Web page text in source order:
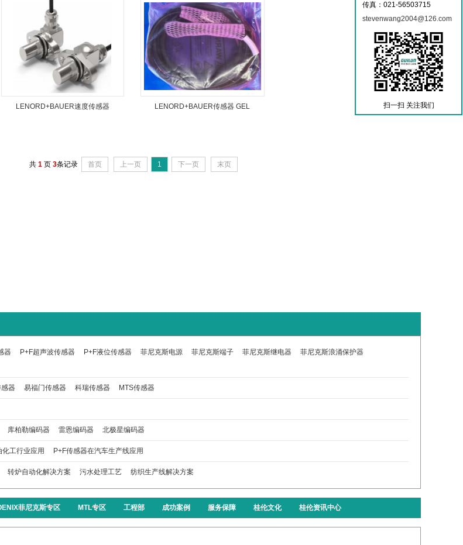
LENORD+BAUER速度传感器 LENORD+BAUER传感器 GEL
共 1页 3条记录 首页 上一页 1 下一页 末页
器 P+F超声波传感器 P+F液位传感器 菲尼克斯电源 菲尼克斯端子 菲尼克斯继电器
菲尼克斯浪涌保护器
感器 易福门传感器 科瑞传感器 MTS传感器
库柏勒编码器 雷恩编码器 北极星编码器
化工行业应用 P+F传感器在汽车生产线应用
转炉自动化解决方案 污水处理工艺 纺织生产线解决方案
菲尼克斯专区 MTL专区 工程部 成功案例 服务保障 桂伦文化 桂伦资讯中心
传真：021-56503715
stevenwang2004@126.com
扫一扫 关注我们